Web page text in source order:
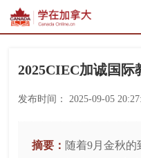
2025CIEC加诚国际
发布时间： 2025-09-05
摘要： 随着9月金秋的